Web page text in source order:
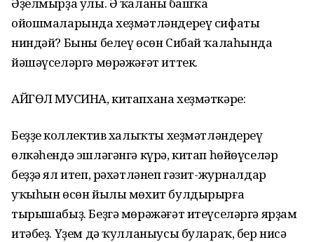
ойошмаларында хеҙмәтләндереү сифаты
ниндәй? Быны белеү өсөн Сибай ҡалаһында
йәшәүселәргә мөрәжәғәт иттек.
АЙГӨЛ МУСИНА, китапхана хеҙмәткәре:
Беҙҙең коллектив халыҡты хеҙмәтләндереү
өлкәһендә эшләгәнгә күрә, китап һөйөүселәр
беҙҙә ял итеп, рәхәтләнеп гәзит-журналдар
уҡыһын өсөн йылы мөхит булдырырға
тырышабыҙ. Беҙгә мөрәжәғәт итеүселәргә ярҙам
итәбеҙ. Үҙем дә ҡулланыусы булараҡ, бер нисә